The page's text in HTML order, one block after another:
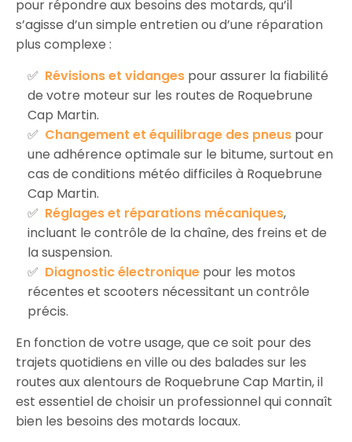
pour répondre aux besoins des motards, qu’il
s’agisse d’un simple entretien ou d’une réparation
plus complexe :
Révisions et vidanges pour assurer la fiabilité
de votre moteur sur les routes de Roquebrune
Cap Martin.
Changement et équilibrage des pneus pour
une adhérence optimale sur le bitume, surtout en
cas de conditions météo difficiles à Roquebrune
Cap Martin.
Réglages et réparations mécaniques,
incluant le contrôle de la chaîne, des freins et de
la suspension.
Diagnostic électronique pour les motos
récentes et scooters nécessitant un contrôle
précis.
En fonction de votre usage, que ce soit pour des
trajets quotidiens en ville ou des balades sur les
routes aux alentours de Roquebrune Cap Martin, il
est essentiel de choisir un professionnel qui connaît
bien les besoins des motards locaux.